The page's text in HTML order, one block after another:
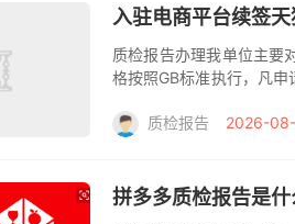
入驻电商平台续签
质检报告办理我单位主要
格按照GB标准执行，凡申
定期根...质检报告 2026-
拼多多质检报告是